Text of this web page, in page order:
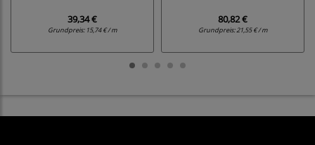
39,34 €
Grundpreis: 15,74 € / m
80,82 €
Grundpreis:21,55 € / m